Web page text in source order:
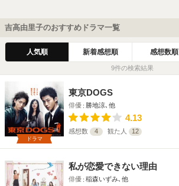
吉高由里子のおすすめドラマ一覧
人気順 新着感想順 感想数順
9件の検索結果
ドラマ
東京DOGS
俳優 勝地涼､他
4.13
感想数 4 観た人 12
私が恋愛できない理由
俳優 稲森いずみ､他